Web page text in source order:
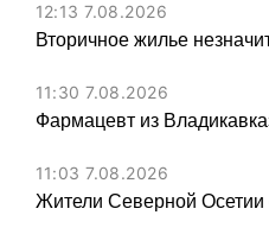
12:13 7.08.2026
Вторичное жилье
11:30 7.08.2026
Фармацевт из
11:03 7.08.2026
Жители Северной Осетии